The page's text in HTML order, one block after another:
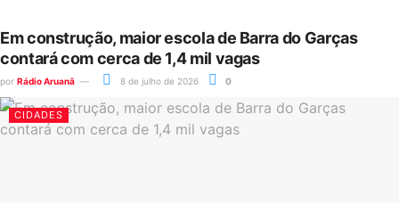
Em construção, maior escola de Barra do Garças
contará com cerca de 1,4 mil vagas
por Rádio Aruanã 8 de julho de 2026 0
CIDADES